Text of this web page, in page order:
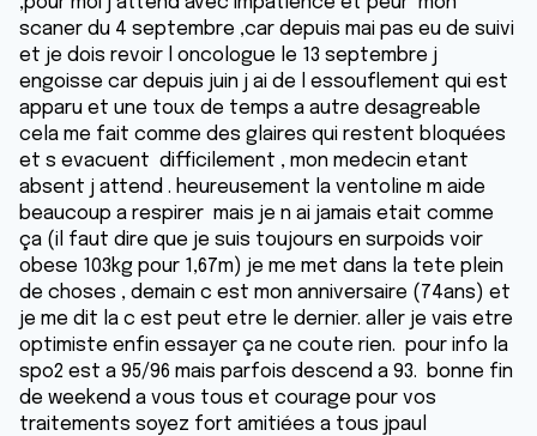
scaner du 4 septembre ,car depuis mai pas eu de suivi
et je dois revoir l oncologue le 13 septembre j
engoisse car depuis juin j ai de l essouflement qui est
apparu et une toux de temps a autre desagreable
cela me fait comme des glaires qui restent bloquées
et s evacuent difficilement , mon medecin etant
absent j attend . heureusement la ventoline m aide
beaucoup a respirer mais je n ai jamais etait comme
ça (il faut dire que je suis toujours en surpoids voir
obese 103kg pour 1,67m) je me met dans la tete plein
de choses , demain c est mon anniversaire (74ans) et
je me dit la c est peut etre le dernier. aller je vais etre
optimiste enfin essayer ça ne coute rien. pour info la
spo2 est a 95/96 mais parfois descend a 93. bonne fin
de weekend a vous tous et courage pour vos
traitements soyez fort amitiées a tous jpaul